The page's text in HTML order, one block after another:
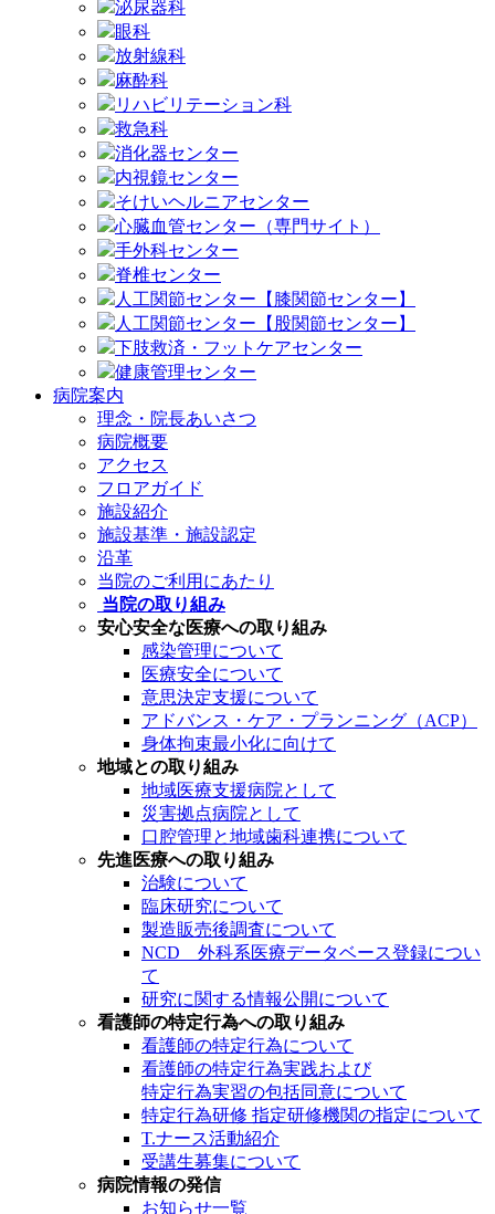
泌尿器科
眼科
放射線科
麻酔科
リハビリテーション科
救急科
消化器センター
内視鏡センター
そけいヘルニアセンター
心臓血管センター（専門サイト）
手外科センター
脊椎センター
人工関節センター【膝関節センター】
人工関節センター【股関節センター】
下肢救済・フットケアセンター
健康管理センター
病院案内
理念・院長あいさつ
病院概要
アクセス
フロアガイド
施設紹介
施設基準・施設認定
沿革
当院のご利用にあたり
当院の取り組み
安心安全な医療への取り組み
感染管理について
医療安全について
意思決定支援について
アドバンス・ケア・プランニング（ACP）
身体拘束最小化に向けて
地域との取り組み
地域医療支援病院として
災害拠点病院として
口腔管理と地域歯科連携について
先進医療への取り組み
治験について
臨床研究について
製造販売後調査について
NCD 外科系医療データベース登録につい
て
研究に関する情報公開について
看護師の特定行為への取り組み
看護師の特定行為について
看護師の特定行為実践および
特定行為実習の包括同意について
特定行為研修 指定研修機関の指定について
T.ナース活動紹介
受講生募集について
病院情報の発信
お知らせ一覧